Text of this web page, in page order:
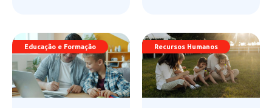
Educação e Formação Recursos Humanos